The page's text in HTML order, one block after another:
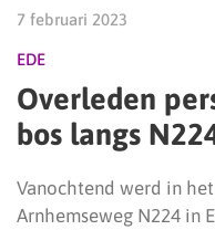
7 februari 2023
EDE
Overleden
bos langs
Vanochtend werd in
Arnhemseweg N224 in